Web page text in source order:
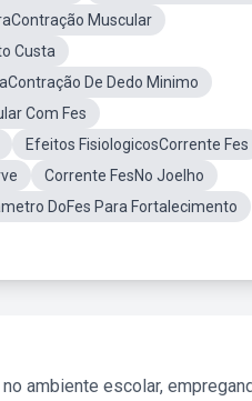
Muscular
Custa
De Dedo Minimo
Com Fes
Efeitos FisiologicosCorrente Fes
Corrente FesNo Joelho
DoFes Para Fortalecimento
ambiente escolar,